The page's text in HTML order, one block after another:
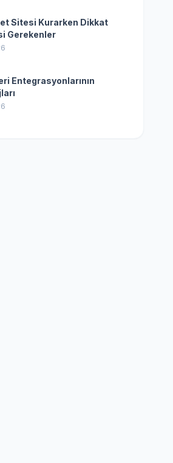
Sitesi Kurarken Dikkat
Gerekenler
Entegrasyonlarının